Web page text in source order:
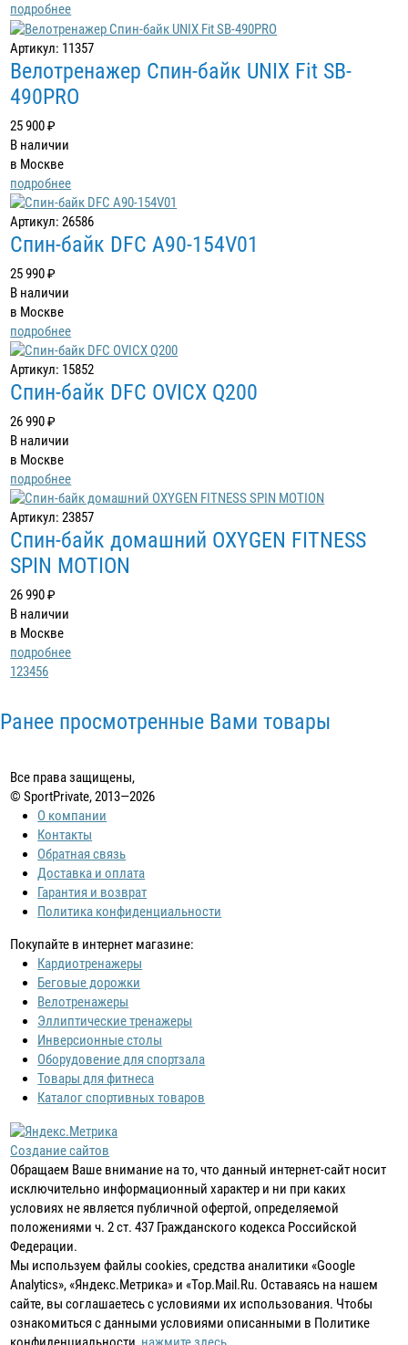
подробнее
Артикул: 11357
Велотренажер Спин-байк UNIX Fit SB-
490PRO
25 900 ₽
В наличии
в Москве
подробнее
Артикул: 26586
Cпин-байк DFC A90-154V01
25 990 ₽
В наличии
в Москве
подробнее
Артикул: 15852
Спин-байк DFC OVICX Q200
26 990 ₽
В наличии
в Москве
подробнее
Артикул: 23857
Спин-байк домашний OXYGEN FITNESS
SPIN MOTION
26 990 ₽
В наличии
в Москве
подробнее
123456
Ранее просмотренные Вами товары
Все права защищены,
© SportPrivate, 2013—2026
О компании
Контакты
Обратная связь
Доставка и оплата
Гарантия и возврат
Политика конфиденциальности
Покупайте в интернет магазине:
Кардиотренажеры
Беговые дорожки
Велотренажеры
Эллиптические тренажеры
Инверсионные столы
Оборудовение для спортзала
Товары для фитнеса
Каталог спортивных товаров
Создание сайтов
Обращаем Ваше внимание на то, что данный интернет-сайт носит
исключительно информационный характер и ни при каких
условиях не является публичной офертой, определяемой
положениями ч. 2 ст. 437 Гражданского кодекса Российской
Федерации.
Мы используем файлы cookies, средства аналитики «Google
Analytics», «Яндекс.Метрика» и «Top.Mail.Ru. Оставаясь на нашем
сайте, вы соглашаетесь с условиями их использования. Чтобы
ознакомиться с данными условиями описанными в Политике